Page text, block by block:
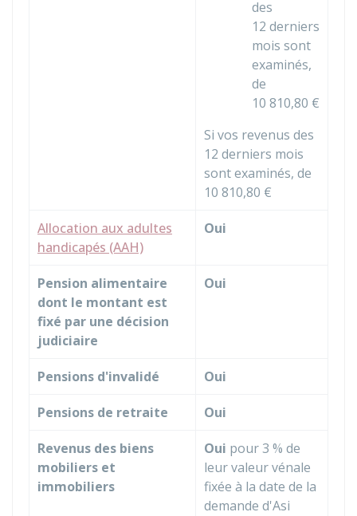
des
12 derniers
mois sont
examinés,
de
10 810,80 €
Si vos revenus des
12 derniers mois
sont examinés, de
10 810,80 €
Allocation aux adultes
handicapés (AAH)
Oui
Pension alimentaire
dont le montant est
fixé par une décision
judiciaire
Oui
Pensions d'invalidé Oui
Pensions de retraite Oui
Revenus des biens
mobiliers et
immobiliers
Oui pour 3 % de
leur valeur vénale
fixée à la date de la
demande d'Asi